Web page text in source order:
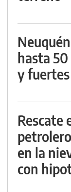
hasta
y
Rescate
en la
con